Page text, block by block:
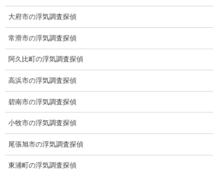
総合探偵社ミライリサーチ
愛知県名古屋市中区栄3-7ｰ4
大府市の浮気調査探偵
常滑市の浮気調査探偵
阿久比町の浮気調査探偵
高浜市の浮気調査探偵
碧南市の浮気調査探偵
小牧市の浮気調査探偵
尾張旭市の浮気調査探偵
東浦町の浮気調査探偵